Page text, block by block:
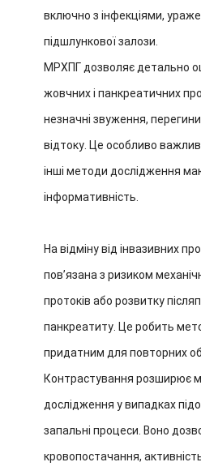
включно з інфекціями,
підшлункової залози.
МРХПГ дозволяє детально
жовчних і панкреатичних
незначні звуження,
відтоку. Це особливо
інші методи дослідження
інформативність.
На відміну від інвазивних
повʼязана з ризиком
протоків або розвитку
панкреатиту. Це робить
придатним для повторних
Контрастування розширює
дослідження у випадках
запальні процеси. Воно
кровопостачання,